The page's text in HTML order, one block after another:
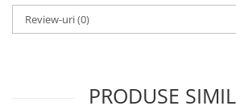
Review-uri(0)
PRODUSE